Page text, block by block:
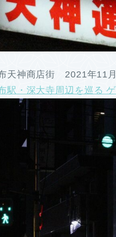
天神商店街 2021年11月
駅・深大寺周辺を巡る